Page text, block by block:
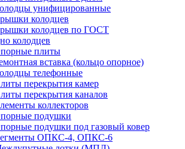
унифицированные
колодцев
колодцев по ГОСТ
колодцев
плиты
вставка (кольцо опорное)
телефонные
перекрытия камер
перекрытия каналов
коллекторов
подушки
подушки под газовый ковер
ОПКС-4, ОПКС-6